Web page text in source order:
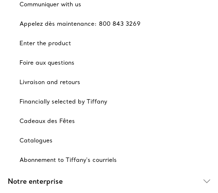
Communiquer with us
Appelez dès maintenance: 800 843 3269
Enter the product
Foire aux questions
Livraison and retours
Financially selected by Tiffany
Cadeaux des Fêtes
Catalogues
Abonnement to Tiffany's courriels
Notre enterprise